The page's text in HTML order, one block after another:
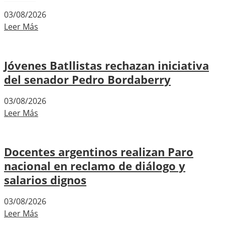
03/08/2026
Leer Más
Jóvenes Batllistas rechazan iniciativa
del senador Pedro Bordaberry
03/08/2026
Leer Más
Docentes argentinos realizan Paro
nacional en reclamo de diálogo y
salarios dignos
03/08/2026
Leer Más